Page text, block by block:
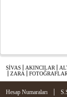
SİVAS AKINCILAR
ZARA
FOTOĞRAFLAR
Hesap Numaraları |